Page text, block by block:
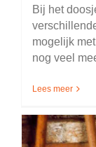
Bij het
mogelijk
nog veel
Lees meer